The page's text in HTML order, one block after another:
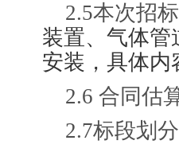
2.5本次招
装置、气体管
安装，具体内
2.6 合同估
2.7标段划